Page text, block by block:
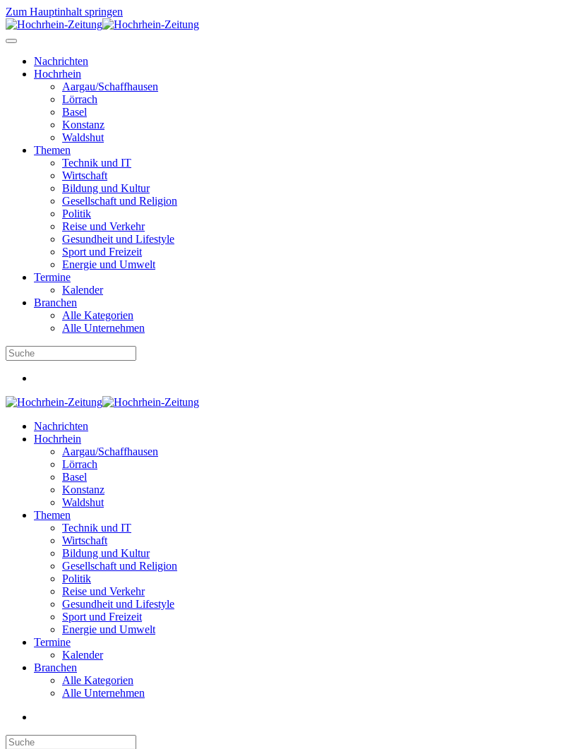
Zum Hauptinhalt springen
Nachrichten
Hochrhein
Aargau/Schaffhausen
Lörrach
Basel
Konstanz
Waldshut
Themen
Technik und IT
Wirtschaft
Bildung und Kultur
Gesellschaft und Religion
Politik
Reise und Verkehr
Gesundheit und Lifestyle
Sport und Freizeit
Energie und Umwelt
Termine
Kalender
Branchen
Alle Kategorien
Alle Unternehmen
Nachrichten
Hochrhein
Aargau/Schaffhausen
Lörrach
Basel
Konstanz
Waldshut
Themen
Technik und IT
Wirtschaft
Bildung und Kultur
Gesellschaft und Religion
Politik
Reise und Verkehr
Gesundheit und Lifestyle
Sport und Freizeit
Energie und Umwelt
Termine
Kalender
Branchen
Alle Kategorien
Alle Unternehmen